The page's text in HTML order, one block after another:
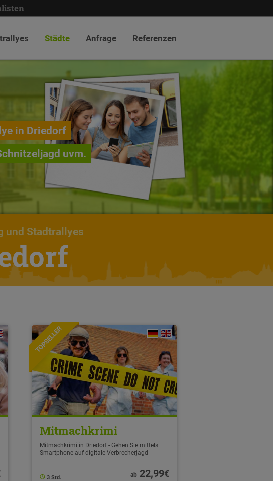
Städte Anfrage Referenzen
in Driedorf
uvm.
und Stadtrallyes
TOPSELLER
Mitmachkrimi
Mitmachkrimi in Driedorf - Gehen Sie mittels
Smartphone auf digitale Verbrecherjagd
3 Std.
ab22,99€